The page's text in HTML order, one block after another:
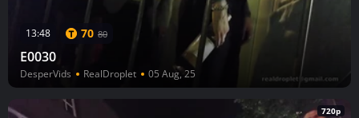
13:48 70 80
E0030
DesperVids RealDroplet 05 Aug, 25
720p